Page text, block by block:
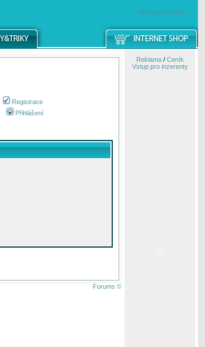
windowsmobile.cz
Registrace
Přihlášení
Forums ©
Reklama/ Ceník
Vstup pro inzerenty